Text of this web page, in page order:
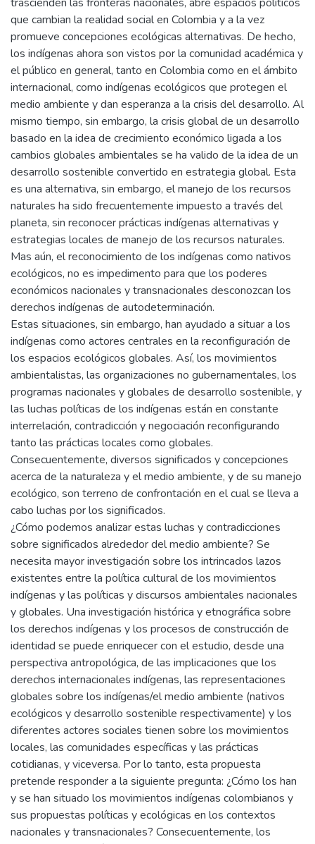
que cambian la realidad social en Colombia y a la vez
promueve concepciones ecológicas alternativas. De hecho,
los indígenas ahora son vistos por la comunidad académica y
el público en general, tanto en Colombia como en el ámbito
internacional, como indígenas ecológicos que protegen el
medio ambiente y dan esperanza a la crisis del desarrollo. Al
mismo tiempo, sin embargo, la crisis global de un desarrollo
basado en la idea de crecimiento económico ligada a los
cambios globales ambientales se ha valido de la idea de un
desarrollo sostenible convertido en estrategia global. Esta
es una alternativa, sin embargo, el manejo de los recursos
naturales ha sido frecuentemente impuesto a través del
planeta, sin reconocer prácticas indígenas alternativas y
estrategias locales de manejo de los recursos naturales.
Mas aún, el reconocimiento de los indígenas como nativos
ecológicos, no es impedimento para que los poderes
económicos nacionales y transnacionales desconozcan los
derechos indígenas de autodeterminación.
Estas situaciones, sin embargo, han ayudado a situar a los
indígenas como actores centrales en la reconfiguración de
los espacios ecológicos globales. Así, los movimientos
ambientalistas, las organizaciones no gubernamentales, los
programas nacionales y globales de desarrollo sostenible, y
las luchas políticas de los indígenas están en constante
interrelación, contradicción y negociación reconfigurando
tanto las prácticas locales como globales.
Consecuentemente, diversos significados y concepciones
acerca de la naturaleza y el medio ambiente, y de su manejo
ecológico, son terreno de confrontación en el cual se lleva a
cabo luchas por los significados.
¿Cómo podemos analizar estas luchas y contradicciones
sobre significados alrededor del medio ambiente? Se
necesita mayor investigación sobre los intrincados lazos
existentes entre la política cultural de los movimientos
indígenas y las políticas y discursos ambientales nacionales
y globales. Una investigación histórica y etnográfica sobre
los derechos indígenas y los procesos de construcción de
identidad se puede enriquecer con el estudio, desde una
perspectiva antropológica, de las implicaciones que los
derechos internacionales indígenas, las representaciones
globales sobre los indígenas/el medio ambiente (nativos
ecológicos y desarrollo sostenible respectivamente) y los
diferentes actores sociales tienen sobre los movimientos
locales, las comunidades específicas y las prácticas
cotidianas, y viceversa. Por lo tanto, esta propuesta
pretende responder a la siguiente pregunta: ¿Cómo los han
y se han situado los movimientos indígenas colombianos y
sus propuestas políticas y ecológicas en los contextos
nacionales y transnacionales? Consecuentemente, los